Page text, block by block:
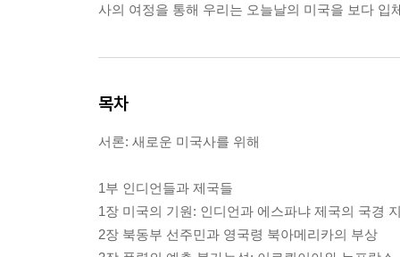
사의 여정을 통해 우리는 오늘날의 미국을 보다
목차
서론: 새로운 미국사를 위해
1부 인디언들과 제국들
1장 미국의 기원: 인디언과 에스파냐 제국의 국경
2장 북동부 선주민과 영국령 북아메리카의 부상